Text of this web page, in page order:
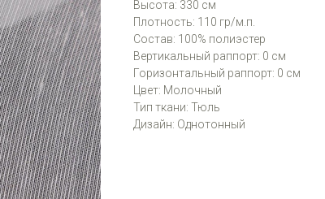
Высота: 330 см
Плотность: 110 гр/м.п.
Состав: 100% полиэстер
Вертикальный раппорт: 0 см
Горизонтальный раппорт: 0 см
Цвет: Молочный
Тип ткани: Тюль
Дизайн: Однотонный